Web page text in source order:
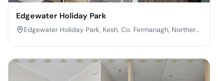
Edgewater Holiday Park
Edgewater Holiday Park, Kesh, Co. Fermanagh, Northern